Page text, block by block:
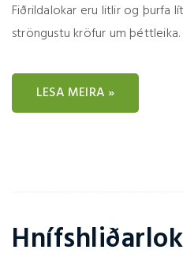
Fiðrildalokar eru litlir og þurfa
ströngustu kröfur um þéttleika.
LESA MEIRA »